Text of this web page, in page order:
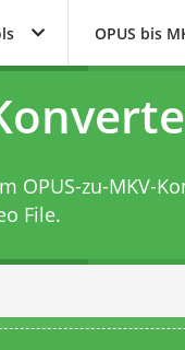
OPUS bis
OPUS-zu-MKV-
File.